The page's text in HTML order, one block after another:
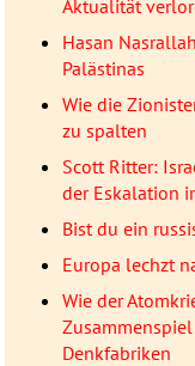
Aktualität
Hasan
Palästinas
Wie die
zu spalten
Scott Ritter:
der Eskalation
Bist du ein
Europa lechzt
Wie der
Denkfabriken